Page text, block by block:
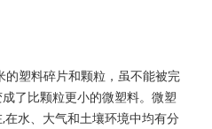
的塑料碎片和颗粒，虽不能被完
了比颗粒更小的微塑料。微塑
水、大气和土壤环境中均有分